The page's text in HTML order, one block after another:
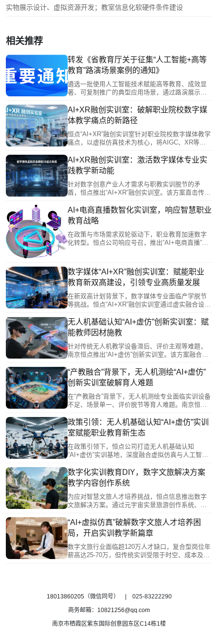
实物展示设计、虚拟资源开发；教室信息化软硬件条件建设
相关推荐
转发《省教育厅关于征集“人工智能+高等
教育”路演场景案例的通知》
遴选一批使用人工智能技术赋能高等教育、成效显
著、可复制推广的典型应用场景，通过路演展示、
能赋能我省高等教育改革发展。
AI+XR融创实训室：破解职业院校数字媒
体教学痛点的新路径
恒点“AI+XR”融创实训室针对职业院校数字媒体教学
痛点，以虚拟仿真技术为核心，将AIGC、XR等产
实训环境。通过智能评估与AI助教减轻教师负担，
助力学生产出高质量作品，有效破解学用脱节难
题，为职业教育数字化转型与产教深度融合提供了
一体化解决方案。
AI+XR融创实训室：激活数字媒体专业实
践教学新动能
针对数字创意产业人才需求与职教实训脱节的矛
盾，恒点推出“AI+XR”融创实训室。该方案直击传统
大痛点，构建了以AI赋能、XR呈现、数字人驱动的
全链路实践教学体系。通过整合AIGC创作、虚拟拍
摄、动捕开发等前沿技术及沉浸式测试平台，让学
生在校园内模拟产业真实环境，掌握全流程技能，
产出高质量作品，有效提升职业竞争力。此举为职
AI+电商直播数智化实训室，响应智慧职业
教育战略
在政策与市场需求双轮驱动下，职业教育加速数字
化转型。恒点公司响应号召，推出“AI+电商直播”数
滞后的问题。该方案通过虚实结合的教学新模式，
有效缩短学生技能掌握与岗位适应时间，为培养数
字经济时代的高素质技术技能人才提供了创新路径
与有力支撑。
数字媒体“AI+XR”融创实训室：赋能职业
教育新双高建设，引领专业高质量发展
在新双高计划背景下，数字媒体专业面临产学脱节
等挑战。恒点“AI+XR”融创实训室通过虚实融合设备
化实训任务，覆盖从AI创作到XR开发的全产业链流
程。实训室构建协同育人生态，支持课赛证融通，
培育技术复合型数字新质人才，并推动教学向AI赋
能、项目驱动的模式转型，为职业教育数字化发展
与高素质技能人才培养提供创新路径。
无人机基础认知“AI+虚仿”创新实训室：赋
能教师因材施教
针对传统无人机教学设备滞后、评价主观等难题，
南京恒点推出“AI+虚仿”创新实训室。该方案融合人
师、智能数据底座等，实现结构认知可视化、学习
路径个性化与教学管理数字化。系统提供动态出
题、精准评估与自适应训练，助力教师开展精准教
学与科学评价，有效提升实训效率与人才培养质
量。
“产教融合”背景下，无人机测绘“AI+虚仿”
创新实训室破解育人难题
在“产教融合”背景下，无人机测绘专业面临实训设备
不足、场景单一、评价脱节等育人难题。南京恒点
能等技术，构建虚实融合教学体系。它通过校企协
同平台引入真实项目，以数字化资源降低实训成
本，模拟全场景任务提升实战能力，并建立智能量
化评价体系，推动人才培养从“知识传授”向“能力培
养”转型，有效破解学用脱节问题。
政策引领：无人机基础认知“AI+虚仿”实训
室赋能职业教育新生态
在政策引领下，恒点公司打造无人机基础认知
“AI+虚仿”实训基地，深度融合虚拟仿真与人工智能
家相关标准与建设指南，依托标准化管理平台，实
现教学资源统一调度与规范开发，助力院校夯实无
人机专业人才培养基础，赋能职业教育现代化转
型。
数字化实训教育DIY，数字文旅解决方案
教学内容创作系统
为应对智慧文旅人才培养挑战，恒点信息推出数字
文旅解决方案。通过元宇宙实景旅游创作系统、数
实融合的实训平台。该方案利用VR/AR、零代码工
具和AI技术，支持师生快速生成教学资源，自主设
计虚拟场景与互动内容，有效破解传统教学场景受
限、资源滞后等瓶颈，助力培养符合行业需求的复
合型人才。
“AI+虚拟仿真”破解数字文旅人才培养困
局，开启实训教学新篇章
数字文旅行业面临超120万人才缺口，复合型岗位年
薪高达25-70万，但传统实训受限于时空、成本及安
推动学生从服务岗位向数字化运营、产品创新等核
18013860205（微信同号） | 025-83222290
商务邮箱： 10821256@qq.com
南京市栖霞区紫东国际创意园东区C14栋1楼